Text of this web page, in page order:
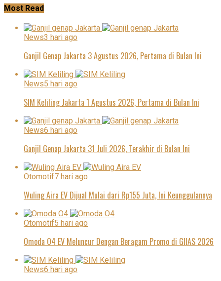
Most Read
News3 hari ago
Ganjil Genap Jakarta 3 Agustus 2026, Pertama di Bulan Ini
News5 hari ago
SIM Keliling Jakarta 1 Agustus 2026, Pertama di Bulan Ini
News6 hari ago
Ganjil Genap Jakarta 31 Juli 2026, Terakhir di Bulan Ini
Otomotif7 hari ago
Wuling Aira EV Dijual Mulai dari Rp155 Juta, Ini Keunggulannya
Otomotif5 hari ago
Omoda O4 EV Meluncur Dengan Beragam Promo di GIIAS 2026
News6 hari ago